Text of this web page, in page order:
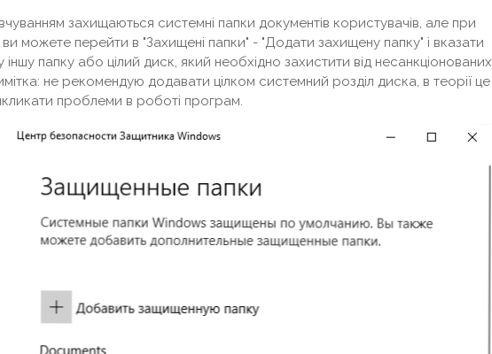
захищаються системні папки документів користувачів, але при
ви можете перейти в "Захищені папки" - "Додати захищену папку" і вказати
іншу папку або цілий диск, який необхідно захистити від несанкціонованих
не рекомендую додавати цілком системний розділ диска, в теорії це
проблеми в роботі програм.